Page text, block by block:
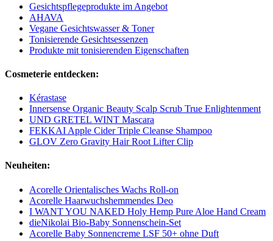
Gesichtspflegeprodukte im Angebot
AHAVA
Vegane Gesichtswasser & Toner
Tonisierende Gesichtsessenzen
Produkte mit tonisierenden Eigenschaften
Cosmeterie entdecken:
Kérastase
Innersense Organic Beauty Scalp Scrub True Enlightenment
UND GRETEL WINT Mascara
FEKKAI Apple Cider Triple Cleanse Shampoo
GLOV Zero Gravity Hair Root Lifter Clip
Neuheiten:
Acorelle Orientalisches Wachs Roll-on
Acorelle Haarwuchshemmendes Deo
I WANT YOU NAKED Holy Hemp Pure Aloe Hand Cream
dieNikolai Bio-Baby Sonnenschein-Set
Acorelle Baby Sonnencreme LSF 50+ ohne Duft